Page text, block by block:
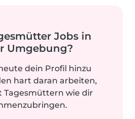
Jobs in
Umgebung?
dein Profil hinzu
hart daran arbeiten,
Tagesmüttern wie dir